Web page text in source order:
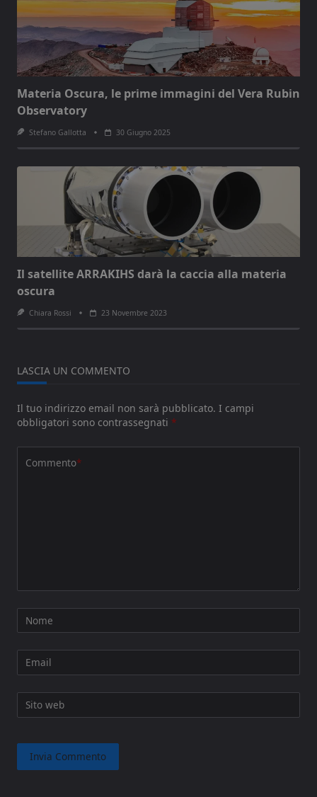
Materia Oscura, le prime immagini del Vera Rubin
Observatory
Stefano Gallotta 30 Giugno 2025
Il satellite ARRAKIHS darà la caccia alla materia
oscura
Chiara Rossi 23 Novembre 2023
LASCIA UN COMMENTO
Il tuo indirizzo email non sarà pubblicato. I campi
obbligatori sono contrassegnati *
Commento*
Nome
Email
Sito web